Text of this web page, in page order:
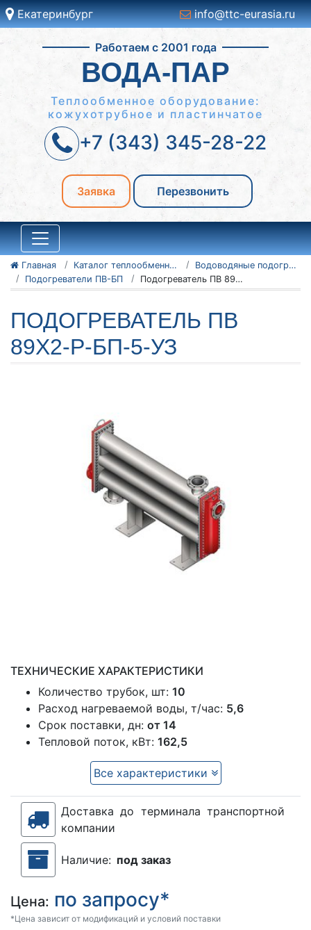
Екатеринбург info@ttc-eurasia.ru
Работаем с 2001 года
ВОДА-ПАР
Теплообменное оборудование:
кожухотрубное и пластинчатое
+7 (343) 345-28-22
Заявка Перезвонить
Главная Каталог теплообменного оборудования
Водоводяные подогреватели
Подогреватели ПВ-БП
Подогреватель ПВ 89х2-Р-БП-5-Уз
ПОДОГРЕВАТЕЛЬ ПВ
89Х2-Р-БП-5-УЗ
ТЕХНИЧЕСКИЕ ХАРАКТЕРИСТИКИ
Количество трубок, шт: 10
Расход нагреваемой воды, т/час: 5,6
Срок поставки, дн: от 14
Тепловой поток, кВт: 162,5
Все характеристики
Доставка до терминала транспортной
компании
Наличие: под заказ
Цена: по запросу*
*Цена зависит от модификаций и условий поставки